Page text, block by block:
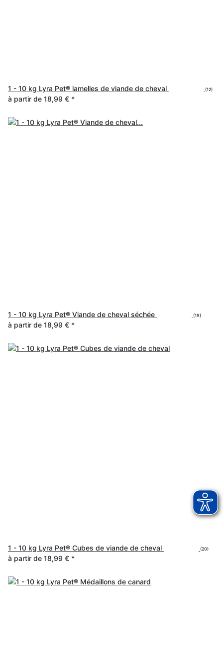
1 - 10 kg Lyra Pet® lamelles de viande de cheval (12)
à partir de 18,99 € *
1 - 10 kg Lyra Pet® Viande de cheval séchée (19)
à partir de 18,99 € *
1 - 10 kg Lyra Pet® Cubes de viande de cheval (20)
à partir de 18,99 € *